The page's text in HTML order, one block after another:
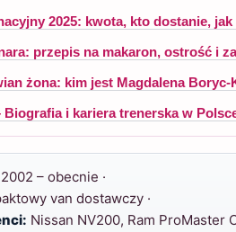
2025: kwota, kto dostanie,
przepis na makaron, ostrość i
żona: kim jest Magdalena Boryc-
Biografia i kariera trenerska w
2002 – obecnie ·
van dostawczy ·
Nissan NV200, Ram ProMaster